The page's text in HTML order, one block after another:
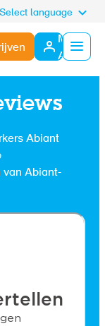
Select language
Mijn
Abiant
Abiant
van Abiant-